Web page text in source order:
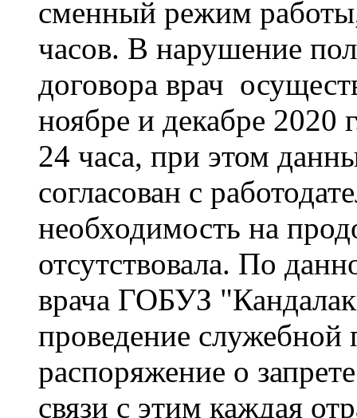
сменный режим
часов. В нарушение
договора врач
ноябре и декабре 2020
24 часа, при этом
согласован с
необходимость на
отсутствовала. По
врача ГОБУЗ
проведение служебной
распоряжение о
связи с этим каждая